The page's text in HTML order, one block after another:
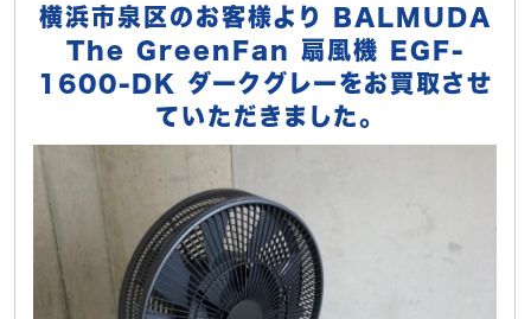
横浜市泉区のお客様より BALMUDA
The GreenFan 扇風機 EGF-
1600-DK ダークグレーをお買取させ
ていただきました。